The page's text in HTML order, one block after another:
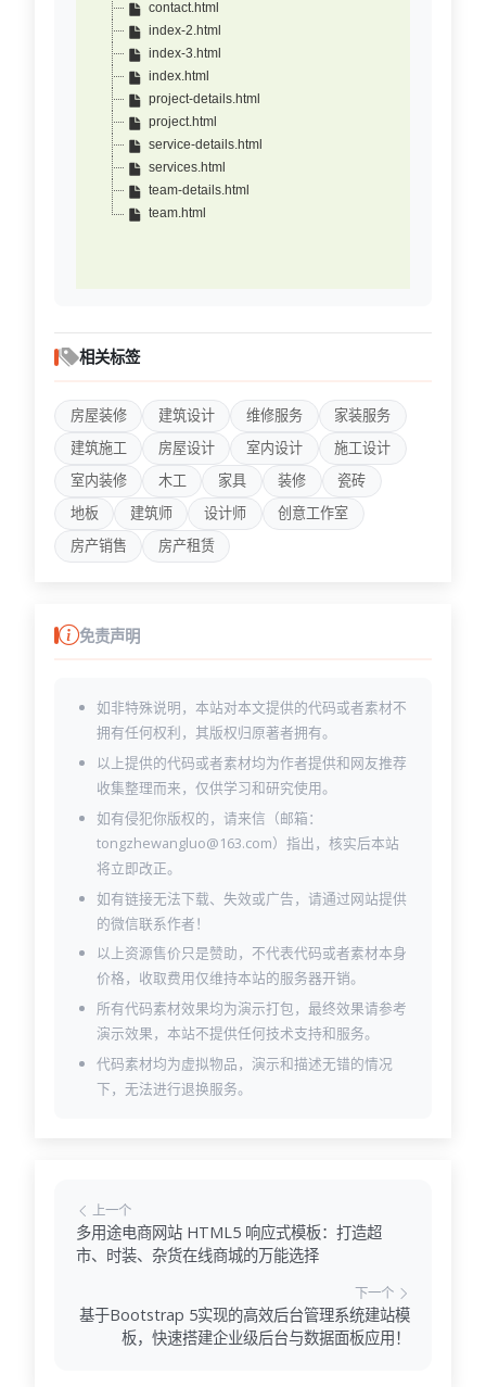
contact.html
index-2.html
index-3.html
index.html
project-details.html
project.html
service-details.html
services.html
team-details.html
team.html
相关标签
房屋装修 建筑设计 维修服务
家装服务
建筑施工
房屋设计 室内设计
施工设计
室内装修
木工 家具 装修
瓷砖
地板
建筑师 设计师
创意工作室
房产销售
房产租赁
免责声明
如非特殊说明，本站对本文提供的代码或者素材不
拥有任何权利，其版权归原著者拥有。
以上提供的代码或者素材均为作者提供和网友推荐
收集整理而来，仅供学习和研究使用。
如有侵犯你版权的，请来信（邮箱：
tongzhewangluo@163.com）指出，核实后本站
将立即改正。
如有链接无法下载、失效或广告，请通过网站提供
的微信联系作者！
以上资源售价只是赞助，不代表代码或者素材本身
价格，收取费用仅维持本站的服务器开销。
所有代码素材效果均为演示打包，最终效果请参考
演示效果，本站不提供任何技术支持和服务。
代码素材均为虚拟物品，演示和描述无错的情况
下，无法进行退换服务。
上一个
多用途电商网站 HTML5 响应式模板：打造超
市、时装、杂货在线商城的万能选择
下一个
基于Bootstrap 5实现的高效后台管理系统建站模
板，快速搭建企业级后台与数据面板应用！